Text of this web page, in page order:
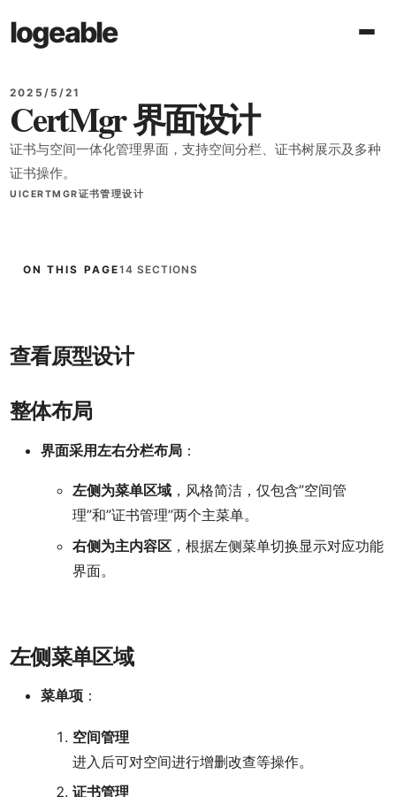
logeable
2025/5/21
CertMgr 界面设计
证书与空间一体化管理界面，支持空间分栏、证书树展示及多种
证书操作。
UICERTMGR证书管理设计
查看原型设计
整体布局
界面采用左右分栏布局 ：
左侧为菜单区域，风格简洁，仅包含”空间管
理”和”证书管理”两个主菜单。
右侧为主内容区，根据左侧菜单切换显示对应功能
界面。
左侧菜单区域
菜单项 ：
空间管理
进入后可对空间进行增删改查等操作。
证书管理
ON THIS PAGE14 SECTIONS